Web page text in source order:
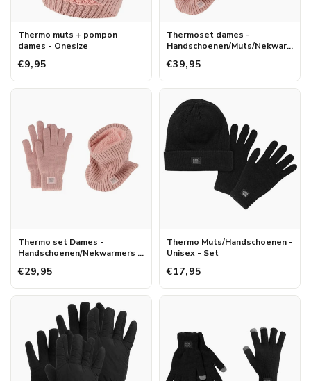
Thermo muts + pompon
dames - Onesize
€9,95
Thermoset dames -
Handschoenen/Muts/Nekwar
€39,95
Thermo set Dames -
Handschoenen/Nekwarmers -
€29,95
Thermo Muts/Handschoenen -
Unisex - Set
€17,95